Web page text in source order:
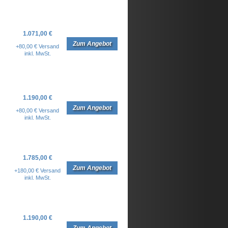
1.071,00 €
+80,00 € Versand
inkl. MwSt.
Zum Angebot
1.190,00 €
+80,00 € Versand
inkl. MwSt.
Zum Angebot
1.785,00 €
+180,00 € Versand
inkl. MwSt.
Zum Angebot
1.190,00 €